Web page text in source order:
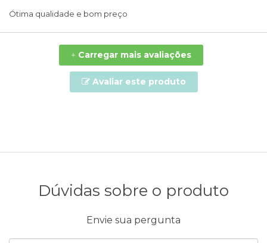
Ótima qualidade e bom preço
+Carregar mais avaliações
Avaliar este produto
Dúvidas sobre o produto
Envie sua pergunta